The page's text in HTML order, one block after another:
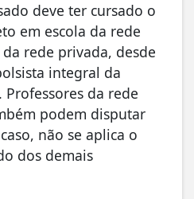
deve ter cursado o
em escola da rede
rede privada, desde
integral da
da rede
podem disputar
não se aplica o
dos demais